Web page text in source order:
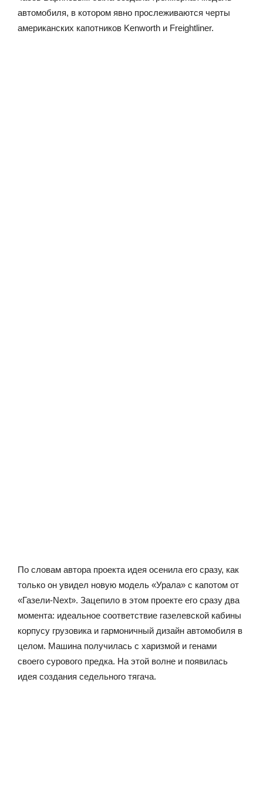
автомобиля, в котором явно прослеживаются черты
американских капотников Kenworth и Freightliner.
По словам автора проекта идея осенила его сразу, как
только он увидел новую модель «Урала» с капотом от
«Газели-Next». Зацепило в этом проекте его сразу два
момента: идеальное соответствие газелевской кабины
корпусу грузовика и гармоничный дизайн автомобиля в
целом. Машина получилась с харизмой и генами
своего сурового предка. На этой волне и появилась
идея создания седельного тягача.